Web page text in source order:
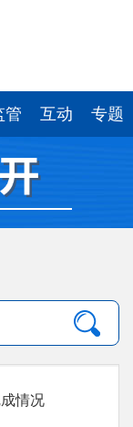
管 互动 专题
情况